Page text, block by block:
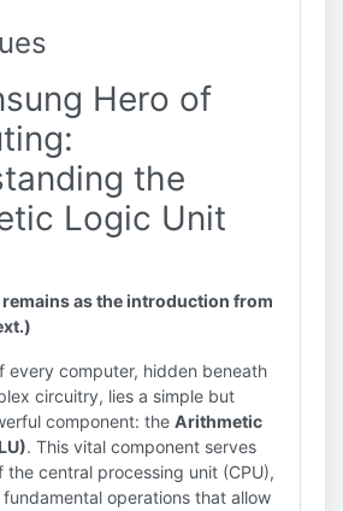
Hero of
the
Logic Unit
as the introduction from
every computer, hidden beneath
circuitry, lies a simple but
component: the Arithmetic
. This vital component serves
the central processing unit (CPU),
operations that allow